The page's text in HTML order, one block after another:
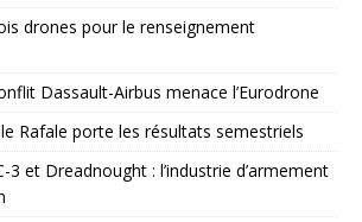
drones pour le renseignement
Dassault-Airbus menace l’Eurodrone
Rafale porte les résultats semestriels
3 et Dreadnought : l’industrie d’armement